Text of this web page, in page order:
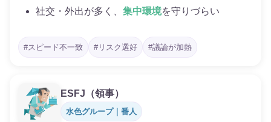
社交・外出が多く、集中環境を守りづらい
#スピード不一致 #リスク選好 #議論が加熱
ESFJ（領事）
水色グループ｜番人